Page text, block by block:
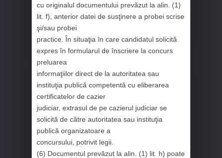
cu originalul documentului prevăzut la alin. (1)
lit. f), anterior datei de susţinere a probei scrise
şi/sau probei
practice. În situaţia în care candidatul solicită
expres în formularul de înscriere la concurs
preluarea
informaţiilor direct de la autoritatea sau
instituţia publică competentă cu eliberarea
certificatelor de cazier
judiciar, extrasul de pe cazierul judiciar se
solicită de către autoritatea sau instituţia
publică organizatoare a
concursului, potrivit legii.
(6) Documentul prevăzut la alin. (1) lit. h) poate